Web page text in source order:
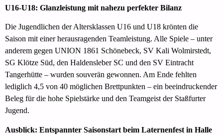
U16-U18: Glanzleistung mit nahezu perfekter Bilanz
Die Jugendlichen der Altersklassen U16 und U18 krönten die
Saison mit einer herausragenden Teamleistung. Alle Spiele – unter
anderem gegen UNION 1861 Schönebeck, SV Kali Wolmirstedt,
SG Klötze Süd, den Haldensleber SC und den SV Eintracht
Tangerhütte – wurden souverän gewonnen. Am Ende fehlten
lediglich 4,5 von 40 möglichen Brettpunkten – ein beeindruckender
Beleg für die hohe Spielstärke und den Teamgeist der Staßfurter
Jugend.
Ausblick: Entspannter Saisonstart beim Laternenfest in Halle